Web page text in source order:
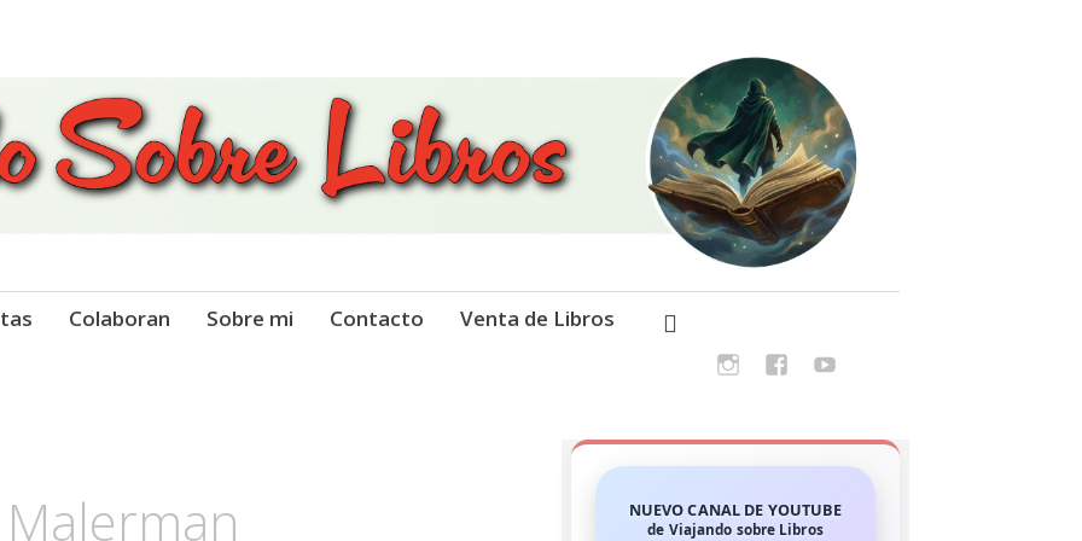
Libros
Colaboran Sobre mi Contacto Venta de Libros
NUEVO CANAL DE YOUTUBE
de Viajando sobre Libros